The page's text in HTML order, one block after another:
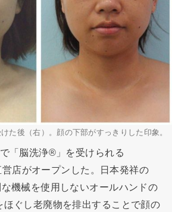
た後（右）。顔の下部がすっきりした印象。
「脳洗浄®」を受けられる
営店がオープンした。日本発祥の
な機械を使用しないオールハンドの
ほぐし老廃物を排出することで顔の